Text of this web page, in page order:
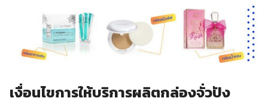
เงื่อนไขการให้บริการผลิตกล่องจั่วปัง